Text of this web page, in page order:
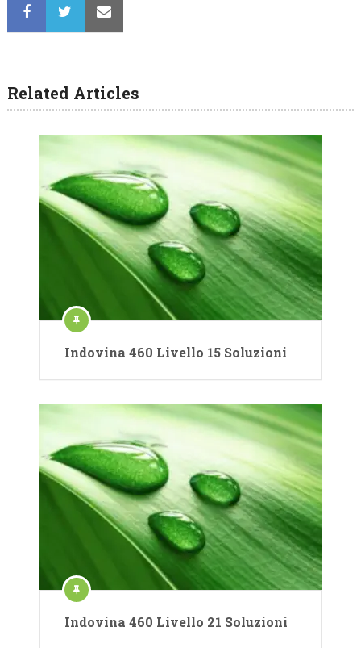
Related Articles
Indovina 460 Livello 15 Soluzioni
Indovina 460 Livello 21 Soluzioni